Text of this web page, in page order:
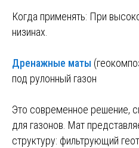
Когда применять: При
низинах.
Дренажные маты
под рулонный газон
Это современное решение,
для газонов. Мат
структуру: фильтрующий